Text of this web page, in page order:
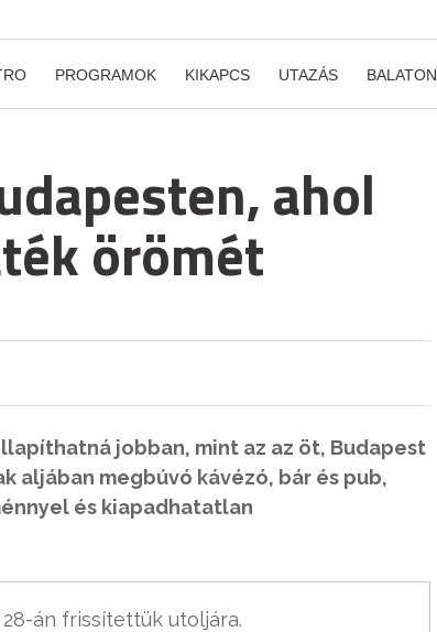
PROGRAMOK KIKAPCS UTAZÁS BALATON
ahol
örömét
jobban, mint az az öt, Budapest
aljában megbúvó kávézó, bár és pub,
és kiapadhatatlan
án frissítettük utoljára.